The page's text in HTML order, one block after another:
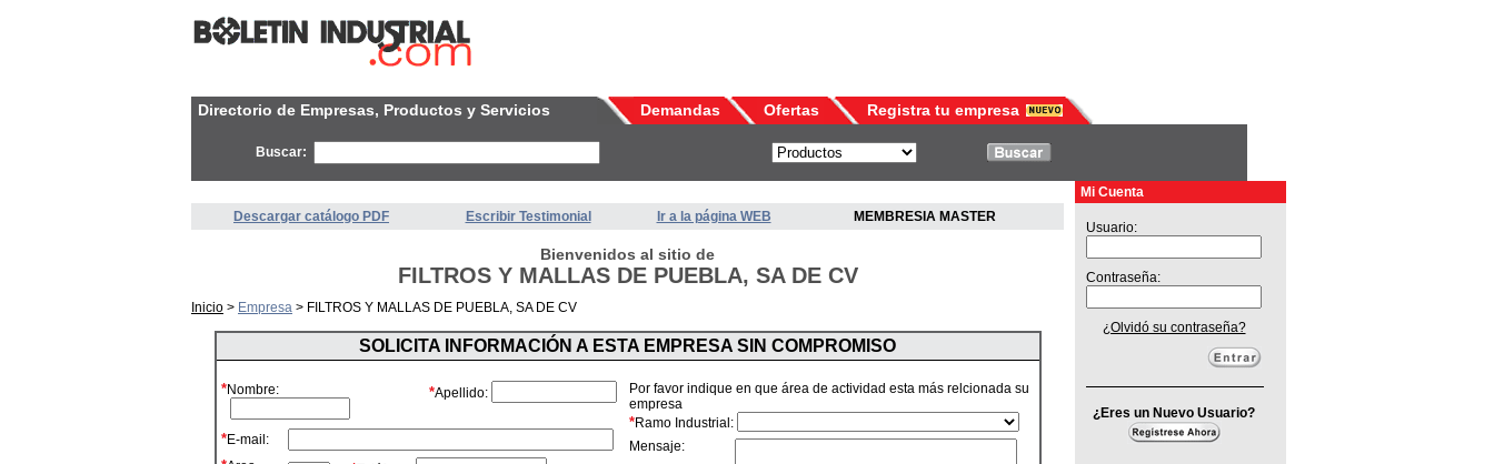
Directorio de Empresas, Productos y Servicios Demandas Ofertas Registra tu empresa
Buscar:
Mi Cuenta
Descargar catálogo PDF
Escribir Testimonial Ir a la página WEB MEMBRESIA MASTER
Bienvenidos al sitio de
FILTROS Y MALLAS DE PUEBLA, SA DE CV
Inicio > Empresa > FILTROS Y MALLAS DE PUEBLA, SA DE CV
SOLICITA INFORMACIÓN A ESTA EMPRESA SIN COMPROMISO
*Nombre: *Apellido:
*E-mail:
Por favor indique en que área de actividad esta más relcionada su
empresa
*Ramo Industrial:
Mensaje:
Usuario:
Contraseña:
¿Olvidó su contraseña?
¿Eres un Nuevo Usuario?